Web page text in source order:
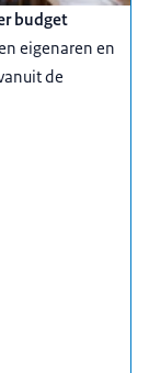
budget
eigenaren en
de